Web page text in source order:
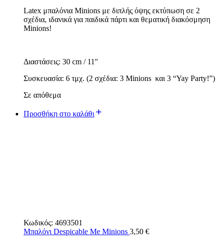
Latex μπαλόνια Minions με διπλής όψης εκτύπωση σε 2
σχέδια, ιδανικά για παιδικά πάρτι και θεματική διακόσμηση
Minions!
Διαστάσεις: 30 cm / 11″
Συσκευασία: 6 τμχ. (2 σχέδια: 3 Minions και 3 “Yay Party!”)
Σε απόθεμα
Προσθήκη στο καλάθι
Κωδικός: 4693501
Μπαλόνι Despicable Me Minions 3,50 €